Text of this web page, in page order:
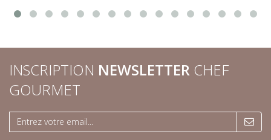
INSCRIPTION NEWSLETTER CHEF
GOURMET